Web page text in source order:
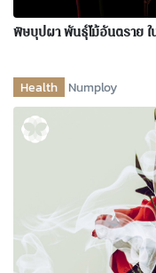
พิษบุปผา พันธุ์ไม้อันตราย
Health Numploy